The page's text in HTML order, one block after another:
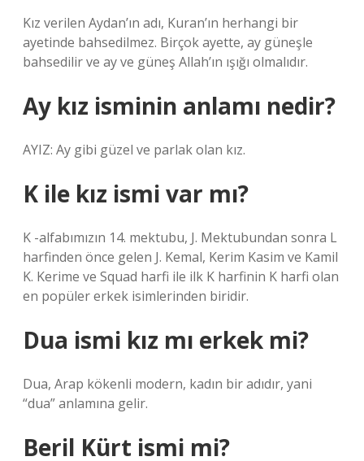
Kız verilen Aydan’ın adı, Kuran’ın herhangi bir
ayetinde bahsedilmez. Birçok ayette, ay güneşle
bahsedilir ve ay ve güneş Allah’ın ışığı olmalıdır.
Ay kız isminin anlamı nedir?
AYIZ: Ay gibi güzel ve parlak olan kız.
K ile kız ismi var mı?
K -alfabımızın 14. mektubu, J. Mektubundan sonra L
harfinden önce gelen J. Kemal, Kerim Kasim ve Kamil
K. Kerime ve Squad harfi ile ilk K harfinin K harfi olan
en popüler erkek isimlerinden biridir.
Dua ismi kız mı erkek mi?
Dua, Arap kökenli modern, kadın bir adıdır, yani
“dua” anlamına gelir.
Beril Kürt ismi mi?